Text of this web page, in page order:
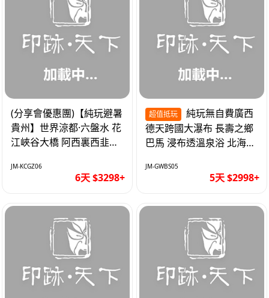
(分享會優惠團)【純玩避暑
貴州】世界涼都·六盤水 花
江峽谷大橋 阿西裏西韭菜
JM-KCGZ06
6天 $3298+
超值抵玩
德天跨國大瀑布 長壽之鄉
巴馬 浸布透溫泉浴 北海銀
JM-GWBS05
5天 $2998+